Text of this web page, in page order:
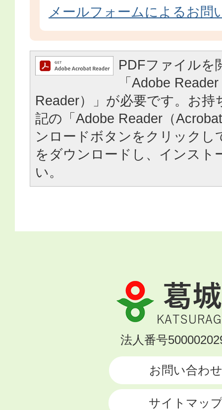
メールフォームによるお問
PDFファイルを
「Adobe
Reader）」が必要です。お持
記の「Adobe Reader（
ンロードボタンをクリックし
をダウンロードし、インスト
い。
葛
城
市
KATSURAGI
法人番号
お問い合わせ
サイトマッ